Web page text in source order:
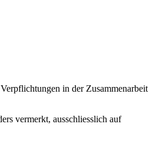
in der Zusammenarbeit
vermerkt, ausschliesslich auf